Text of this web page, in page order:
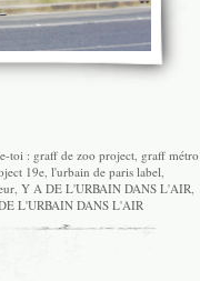
toi : graff de zoo project, graff métro
19e, l'urbain de paris label,
, Y A DE L'URBAIN DANS L'AIR,
L'URBAIN DANS L'AIR